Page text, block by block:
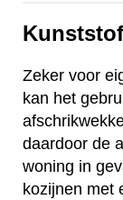
Zeker voor
kan het
daardoor de
woning in
kozijnen met